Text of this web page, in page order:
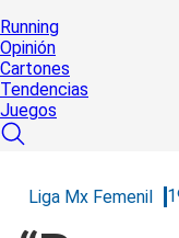
Running
Opinión
Cartones
Tendencias
Juegos
Liga Mx Femenil